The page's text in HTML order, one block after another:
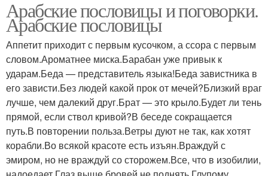
Арабские пословицы и поговорки.
Арабские пословицы
Аппетит приходит с первым кусочком, а ссора с первым
словом.Ароматнее миска.Барабан уже привык к
ударам.Беда — представитель языка!Беда завистника в
его зависти.Без людей какой прок от мечей?Близкий враг
лучше, чем далекий друг.Брат — это крыло.Будет ли тень
прямой, если ствол кривой?В беседе сокращается
путь.В повторении польза.Ветры дуют не так, как хотят
корабли.Во всякой красоте есть изъян.Враждуй с
эмиром, но не враждуй со сторожем.Все, что в изобилии,